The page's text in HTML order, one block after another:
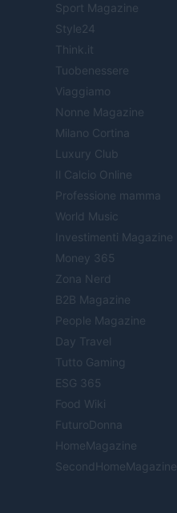
Sport Magazine
Style24
Think.it
Tuobenessere
Viaggiamo
Nonne Magazine
Milano Cortina
Luxury Club
Il Calcio Online
Professione mamma
World Music
Investimenti Magazine
Money 365
Zona Nerd
B2B Magazine
People Magazine
Day Travel
Tutto Gaming
ESG 365
Food Wiki
FuturoDonna
HomeMagazine
SecondHomeMagazine